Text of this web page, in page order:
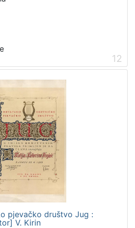
12
pjevačko društvo Jug :
V. Kirin